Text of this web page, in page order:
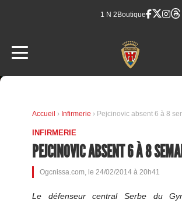
1 N 2 Boutique
Accueil › Infirmerie › Pejcinovic absent 6 à 8
INFIRMERIE
PEJCINOVIC ABSENT 6 À 8
Ogcnissa.com, le 24/02/2014 à 20h41
Le défenseur central Serbe du